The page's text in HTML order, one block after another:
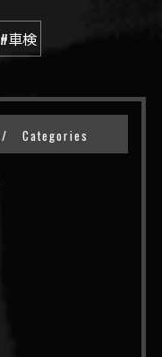
#車検
Categories